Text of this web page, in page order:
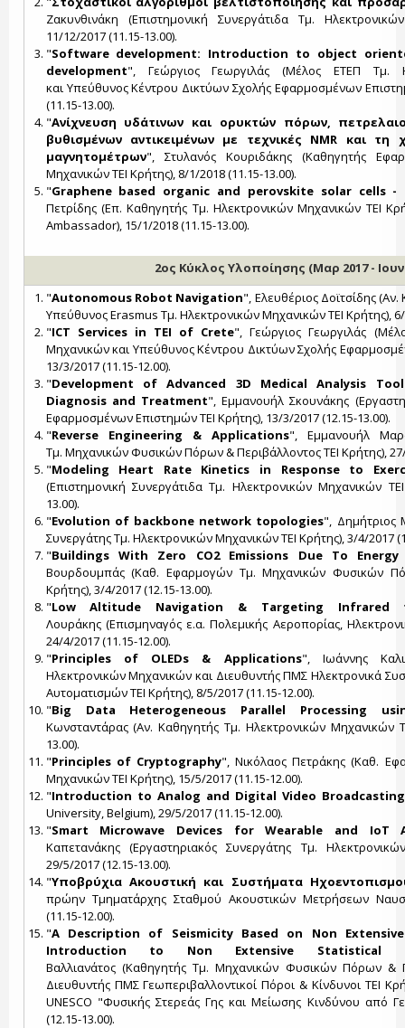
Ζακυνθινάκη (Επιστημονική Συνεργάτιδα Τμ.
11/12/2017 (11.15-13.00).
"Software development: Ιntroduction to object
development", Γεώργιος Γεωργιλάς (Μέλος ΕΤΕΠ Τμ.
και Υπεύθυνος Κέντρου Δικτύων Σχολής Εφαρμοσμένων
(11.15-13.00).
"Ανίχνευση υδάτινων και ορυκτών πόρων,
βυθισμένων αντικειμένων με τεχνικές ΝΜR και τη
μαγνητομέτρων", Στυλανός Κουριδάκης (Καθηγητής
Μηχανικών ΤΕΙ Κρήτης), 8/1/2018 (11.15-13.00).
"Graphene based organic and perovskite solar cells -
Πετρίδης (Επ. Καθηγητής Τμ. Ηλεκτρονικών Μηχανικών ΤΕΙ
Ambassador), 15/1/2018 (11.15-13.00).
2ος Κύκλος Υλοποίησης (Μαρ 2017 - Ιουν
"Autonomous Robot Navigation", Ελευθέριος Δοϊτσίδης
Υπεύθυνος Erasmus Τμ. Ηλεκτρονικών Μηχανικών ΤΕΙ Κρήτης),
"ICT Services in TEI of Crete", Γεώργιος Γεωργιλάς
Μηχανικών και Υπεύθυνος Κέντρου Δικτύων Σχολής
13/3/2017 (11.15-12.00).
"Development of Advanced 3D Medical Analysis
Diagnosis and Treatment", Εμμανουήλ Σκουνάκης
Εφαρμοσμένων Επιστημών ΤΕΙ Κρήτης), 13/3/2017 (12.15-13.00).
"Reverse Engineering & Applications", Εμμανουήλ
Τμ. Μηχανικών Φυσικών Πόρων & Περιβάλλοντος ΤΕΙ Κρήτης),
"Modeling Heart Rate Kinetics in Response to
(Επιστημονική Συνεργάτιδα Τμ. Ηλεκτρονικών Μηχανικών
13.00).
"Evolution of backbone network topologies", Δημήτριος
Συνεργάτης Τμ. Ηλεκτρονικών Μηχανικών ΤΕΙ Κρήτης), 3/4/2017
"Buildings With Zero CO2 Emissions Due To
Βουρδουμπάς (Καθ. Εφαρμογών Τμ. Μηχανικών Φυσικών
Κρήτης), 3/4/2017 (12.15-13.00).
"Low Altitude Navigation & Targeting
Λουράκης (Επισμηναγός ε.α. Πολεμικής Αεροπορίας,
24/4/2017 (11.15-12.00).
"Principles of OLEDs & Applications", Ιωάννης
Ηλεκτρονικών Μηχανικών και Διευθυντής ΠΜΣ Ηλεκτρονικά
Αυτοματισμών ΤΕΙ Κρήτης), 8/5/2017 (11.15-12.00).
"Big Data Heterogeneous Parallel Processing
Κωνσταντάρας (Αν. Καθηγητής Τμ. Ηλεκτρονικών Μηχανικών
13.00).
"Principles of Cryptography", Νικόλαος Πετράκης (Καθ.
Μηχανικών ΤΕΙ Κρήτης), 15/5/2017 (11.15-12.00).
"Introduction to Analog and Digital Video Broadcasting
University, Belgium), 29/5/2017 (11.15-12.00).
"Smart Microwave Devices for Wearable and IoT
Καπετανάκης (Εργαστηριακός Συνεργάτης Τμ.
29/5/2017 (12.15-13.00).
"Υποβρύχια Ακουστική και Συστήματα
πρώην Τμηματάρχης Σταθμού Ακουστικών Μετρήσεων
(11.15-12.00).
"A Description of Seismicity Based on Non
Introduction to Non Extensive Statistical
Βαλλιανάτος (Καθηγητής Τμ. Μηχανικών Φυσικών Πόρων &
Διευθυντής ΠΜΣ Γεωπεριβαλλοντικοί Πόροι & Κίνδυνοι ΤΕΙ
UNESCO "Φυσικής Στερεάς Γης και Μείωσης Κινδύνου από
(12.15-13.00).